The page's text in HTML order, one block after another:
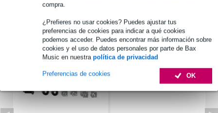
compra.
¿Prefieres no usar cookies? Puedes ajustar tus
preferencias de cookies para indicar a qué cookies
podemos acceder. Puedes encontrar más información sobre
cookies y el uso de datos personales por parte de Bax
Music en nuestra política de privacidad
OK
Preferencias de cookies
Accesorios (7)